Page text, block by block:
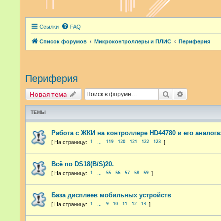
Ссылки FAQ
Список форумов Микроконтроллеры и ПЛИС Периферия
Периферия
Новая тема Поиск
ТЕМЫ
Работа с ЖКИ на контроллере HD44780 и его
1 119 120 121 122 123
Всё по DS18(B/S)20.
1 55 56 57 58 59
База дисплеев мобильных устройств
1 9 10 11 12 13